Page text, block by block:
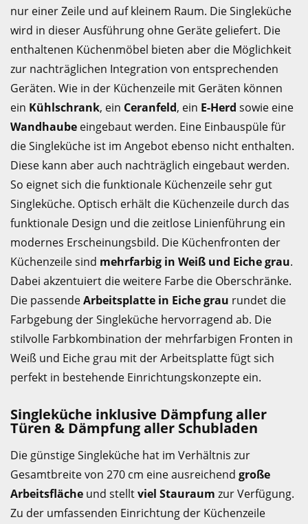
nur einer Zeile und auf kleinem Raum. Die Singleküche
wird in dieser Ausführung ohne Geräte geliefert. Die
enthaltenen Küchenmöbel bieten aber die Möglichkeit
zur nachträglichen Integration von entsprechenden
Geräten. Wie in der Küchenzeile mit Geräten können
ein Kühlschrank, ein Ceranfeld, ein E-Herd sowie eine
Wandhaube eingebaut werden. Eine Einbauspüle für
die Singleküche ist im Angebot ebenso nicht enthalten.
Diese kann aber auch nachträglich eingebaut werden.
So eignet sich die funktionale Küchenzeile sehr gut
Singleküche. Optisch erhält die Küchenzeile durch das
funktionale Design und die zeitlose Linienführung ein
modernes Erscheinungsbild. Die Küchenfronten der
Küchenzeile sind mehrfarbig in Weiß und Eiche grau.
Dabei akzentuiert die weitere Farbe die Oberschränke.
Die passendeArbeitsplatte in Eiche grau rundet die
Farbgebung der Singleküche hervorragend ab. Die
stilvolle Farbkombination der mehrfarbigen Fronten in
Weiß und Eiche grau mit der Arbeitsplatte fügt sich
perfekt in bestehende Einrichtungskonzepte ein.
Singleküche inklusive Dämpfung aller
Türen & Dämpfung aller Schubladen
Die günstige Singleküche hat im Verhältnis zur
Gesamtbreite von 270 cm eine ausreichend große
Arbeitsfläche und stelltviel Stauraum zur Verfügung.
Zu der umfassenden Einrichtung der Küchenzeile